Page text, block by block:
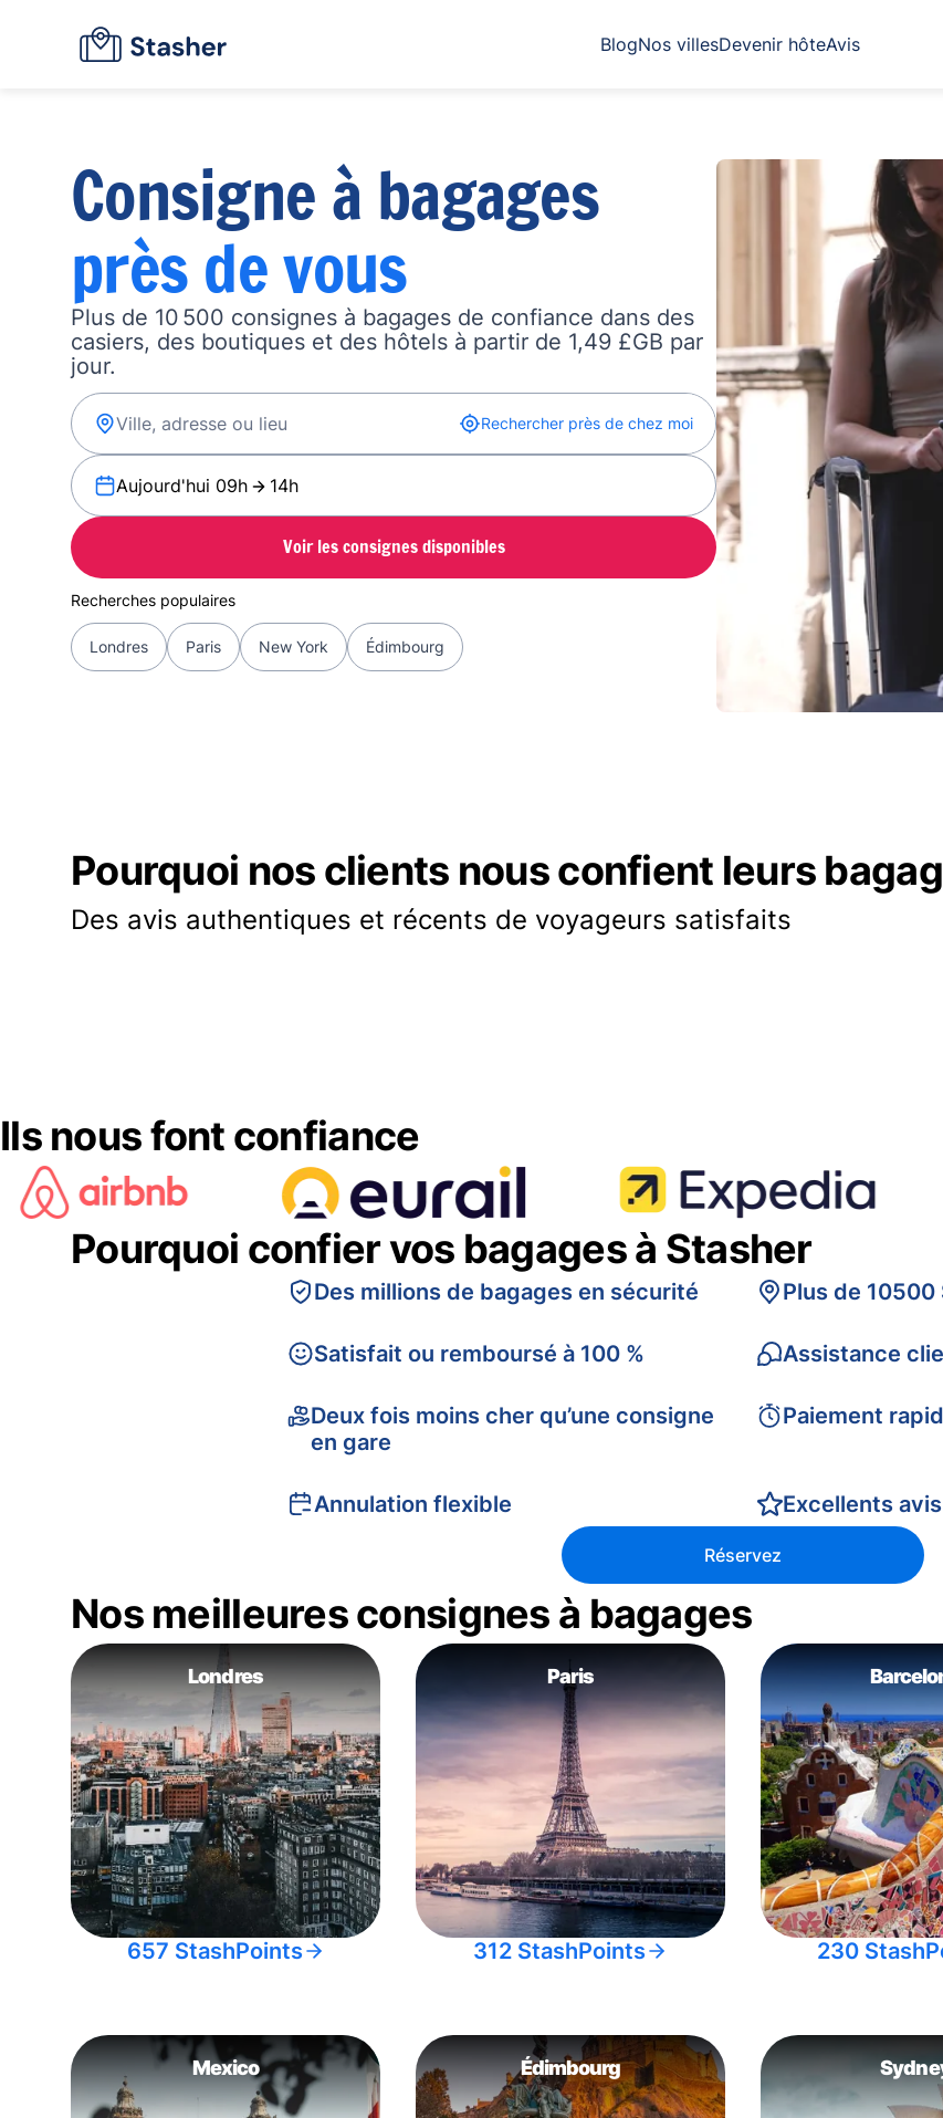
BlogNos villesDevenir hôteAvis
Consigne à bagages
près de vous
Plus de 10 500 consignes à bagages de confiance dans des
casiers, des boutiques et des hôtels à partir de 1,49 £GB par
jour.
Rechercher près de chez moi
Aujourd'hui 09h 14h
Voir les consignes disponibles
Recherches populaires
Londres Paris New York Édimbourg
Pourquoi nos clients nous confient leurs
Des avis authentiques et récents de voyageurs satisfaits
Ils nous font confiance
Pourquoi confier vos bagages à Stasher
Des millions de bagages en sécurité
Satisfait ou remboursé à 100 %
Deux fois moins cher qu’une consigne
en gare
Annulation flexible
Plus de
Assistance
Paiement
Excellents avis
Réservez
Nos meilleures consignes à bagages
Londres
657 StashPoints
Paris
312 StashPoints 230
Mexico Édimbourg